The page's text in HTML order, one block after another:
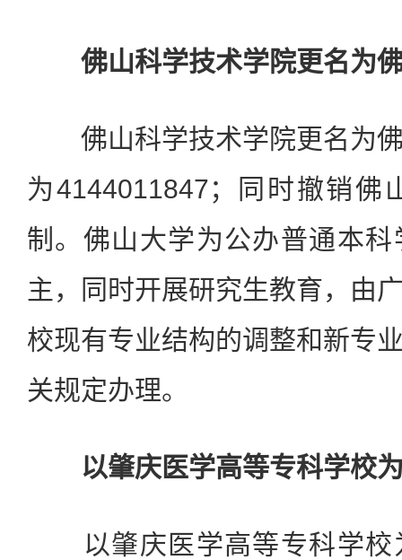
佛山科学技术学院更名为
佛山科学技术学院更名为佛
为4144011847；同时撤销佛
制。佛山大学为公办普通本
主，同时开展研究生教育，由
校现有专业结构的调整和新专
关规定办理。
以肇庆医学高等专科学校
以肇庆医学高等专科学校